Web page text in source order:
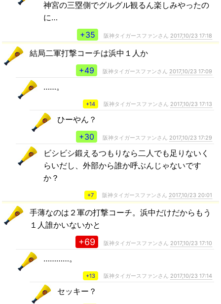
神宮の三塁側でグルグル観るん楽しみやったの
に…
+35
阪神タイガースファンさん 2017,10/23 17:18
結局二軍打撃コーチは浜中１人か
+49
阪神タイガースファンさん 2017,10/23 17:09
……。
+14 阪神タイガースファンさん 2017,10/23 17:13
ひーやん？
+30
阪神タイガースファンさん 2017,10/23 17:29
ビシビシ鍛えるつもりなら二人でも足りないく
らいだし、外部から誰か呼ぶんじゃないです
か？
+7 阪神タイガースファンさん 2017,10/23 20:01
手薄なのは２軍の打撃コーチ。浜中だけだからもう
１人誰かいないかと
+69 阪神タイガースファンさん 2017,10/23 17:10
…………。
+13 阪神タイガースファンさん 2017,10/23 17:14
セッキー？